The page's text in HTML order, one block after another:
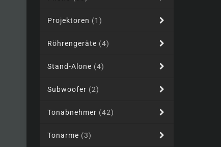
Projektoren (1)
Röhrengeräte (4)
Stand-Alone (4)
Subwoofer (2)
Tonabnehmer (42)
Tonarme (3)